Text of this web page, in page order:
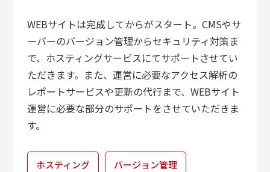
WEBサイトは完成してからがスタート。CMSやサ
ーバーのバージョン管理からセキュリティ対策ま
で、ホスティングサービスにてサポートさせてい
ただきます。また、運営に必要なアクセス解析の
レポートサービスや更新の代行まで、WEBサイト
運営に必要な部分のサポートをさせていただきま
す。
ホスティング バージョン管理